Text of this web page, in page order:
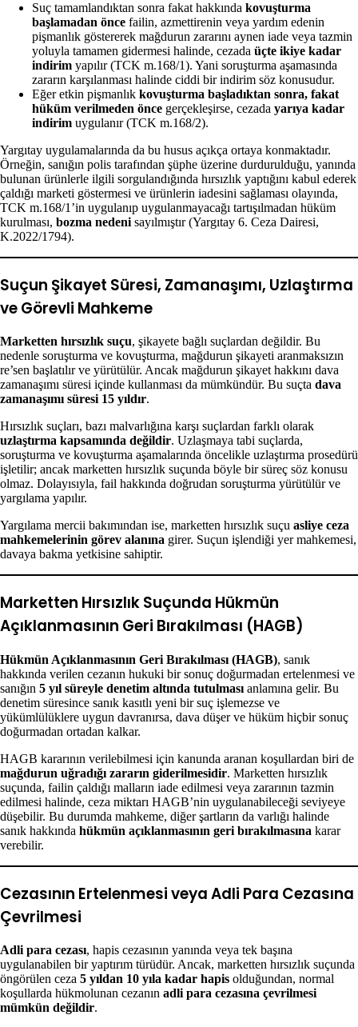
Suç tamamlandıktan sonra fakat hakkında kovuşturma
başlamadan önce failin, azmettirenin veya yardım edenin
pişmanlık göstererek mağdurun zararını aynen iade veya tazmin
yoluyla tamamen gidermesi halinde, cezada üçte ikiye kadar
indirim yapılır (TCK m.168/1). Yani soruşturma aşamasında
zararın karşılanması halinde ciddi bir indirim söz konusudur.
Eğer etkin pişmanlık kovuşturma başladıktan sonra, fakat
hüküm verilmeden önce gerçekleşirse, cezada yarıya kadar
indirim uygulanır (TCK m.168/2).
Yargıtay uygulamalarında da bu husus açıkça ortaya konmaktadır.
Örneğin, sanığın polis tarafından şüphe üzerine durdurulduğu, yanında
bulunan ürünlerle ilgili sorgulandığında hırsızlık yaptığını kabul ederek
çaldığı marketi göstermesi ve ürünlerin iadesini sağlaması olayında,
TCK m.168/1’in uygulanıp uygulanmayacağı tartışılmadan hüküm
kurulması, bozma nedeni sayılmıştır (Yargıtay 6. Ceza Dairesi,
K.2022/1794).
Suçun Şikayet Süresi, Zamanaşımı, Uzlaştırma
ve Görevli Mahkeme
Marketten hırsızlık suçu, şikayete bağlı suçlardan değildir. Bu
nedenle soruşturma ve kovuşturma, mağdurun şikayeti aranmaksızın
re’sen başlatılır ve yürütülür. Ancak mağdurun şikayet hakkını dava
zamanaşımı süresi içinde kullanması da mümkündür. Bu suçta dava
zamanaşımı süresi 15 yıldır.
Hırsızlık suçları, bazı malvarlığına karşı suçlardan farklı olarak
uzlaştırma kapsamında değildir. Uzlaşmaya tabi suçlarda,
soruşturma ve kovuşturma aşamalarında öncelikle uzlaştırma prosedürü
işletilir; ancak marketten hırsızlık suçunda böyle bir süreç söz konusu
olmaz. Dolayısıyla, fail hakkında doğrudan soruşturma yürütülür ve
yargılama yapılır.
Yargılama mercii bakımından ise, marketten hırsızlık suçu asliye ceza
mahkemelerinin görev alanına girer. Suçun işlendiği yer mahkemesi,
davaya bakma yetkisine sahiptir.
Marketten Hırsızlık Suçunda Hükmün
Açıklanmasının Geri Bırakılması (HAGB)
Hükmün Açıklanmasının Geri Bırakılması (HAGB), sanık
hakkında verilen cezanın hukuki bir sonuç doğurmadan ertelenmesi ve
sanığın 5 yıl süreyle denetim altında tutulması anlamına gelir. Bu
denetim süresince sanık kasıtlı yeni bir suç işlemezse ve
yükümlülüklere uygun davranırsa, dava düşer ve hüküm hiçbir sonuç
doğurmadan ortadan kalkar.
HAGB kararının verilebilmesi için kanunda aranan koşullardan biri de
mağdurun uğradığı zararın giderilmesidir. Marketten hırsızlık
suçunda, failin çaldığı malların iade edilmesi veya zararının tazmin
edilmesi halinde, ceza miktarı HAGB’nin uygulanabileceği seviyeye
düşebilir. Bu durumda mahkeme, diğer şartların da varlığı halinde
sanık hakkında hükmün açıklanmasının geri bırakılmasına karar
verebilir.
Cezasının Ertelenmesi veya Adli Para Cezasına
Çevrilmesi
Adli para cezası, hapis cezasının yanında veya tek başına
uygulanabilen bir yaptırım türüdür. Ancak, marketten hırsızlık suçunda
öngörülen ceza 5 yıldan 10 yıla kadar hapis olduğundan, normal
koşullarda hükmolunan cezanın adli para cezasına çevrilmesi
mümkün değildir.